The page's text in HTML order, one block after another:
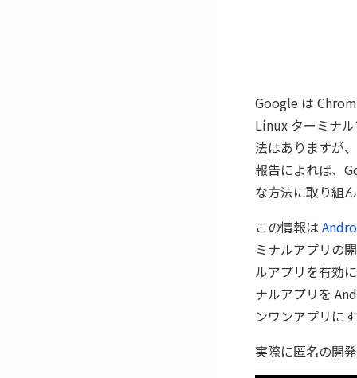
Google は
Linux ターミナ
法はありますが
報告によれば、
な方法に取り組
この情報は
ミナルアプリの
ルアプリを有効
ナルアプリを
ンワンアプリに
実際に匿名の開